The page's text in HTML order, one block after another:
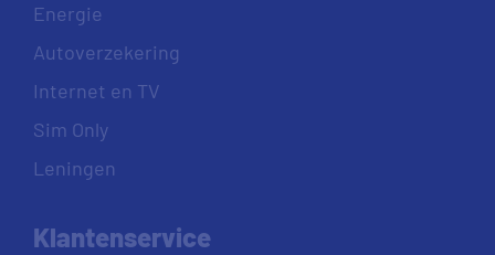
Energie
Autoverzekering
Internet en TV
Sim Only
Leningen
Klantenservice